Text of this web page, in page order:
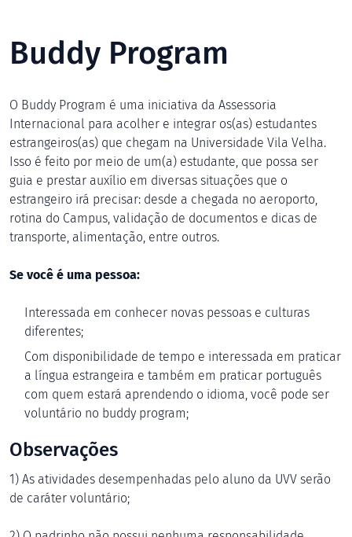
Buddy Program
O Buddy Program é uma iniciativa da Assessoria
Internacional para acolher e integrar os(as) estudantes
estrangeiros(as) que chegam na Universidade Vila Velha.
Isso é feito por meio de um(a) estudante, que possa ser
guia e prestar auxílio em diversas situações que o
estrangeiro irá precisar: desde a chegada no aeroporto,
rotina do Campus, validação de documentos e dicas de
transporte, alimentação, entre outros.
Se você é uma pessoa:
Interessada em conhecer novas pessoas e culturas
diferentes;
Com disponibilidade de tempo e interessada em praticar
a língua estrangeira e também em praticar português
com quem estará aprendendo o idioma, você pode ser
voluntário no buddy program;
Observações
1) As atividades desempenhadas pelo aluno da UVV serão
de caráter voluntário;